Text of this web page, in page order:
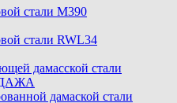
стали M390
стали RWL34
дамасской стали
дамаской стали